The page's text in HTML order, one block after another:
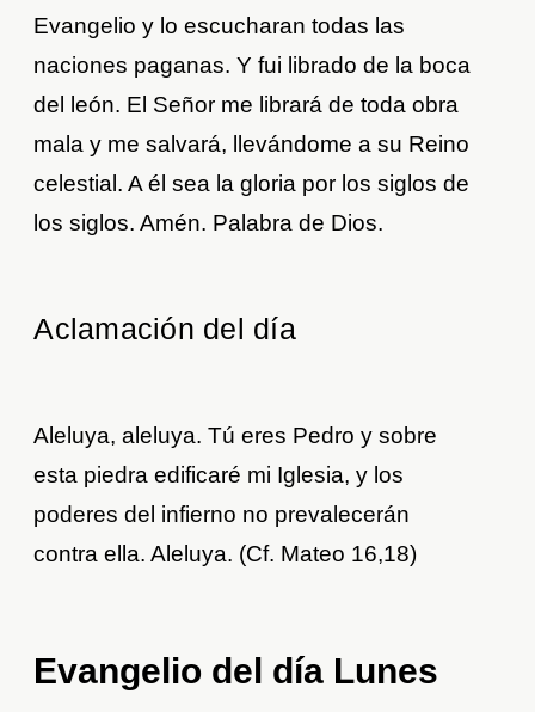
Evangelio y lo escucharan todas las
naciones paganas. Y fui librado de la boca
del león. El Señor me librará de toda obra
mala y me salvará, llevándome a su Reino
celestial. A él sea la gloria por los siglos de
los siglos. Amén. Palabra de Dios.
Aclamación del día
Aleluya, aleluya. Tú eres Pedro y sobre
esta piedra edificaré mi Iglesia, y los
poderes del infierno no prevalecerán
contra ella. Aleluya. (Cf. Mateo 16,18)
Evangelio del día Lunes